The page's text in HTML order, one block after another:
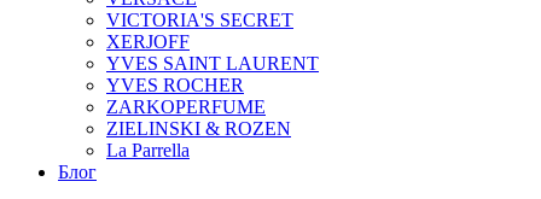
VICTORIA'S SECRET
XERJOFF
YVES SAINT LAURENT
YVES ROCHER
ZARKOPERFUME
ZIELINSKI & ROZEN
La Parrella
Блог